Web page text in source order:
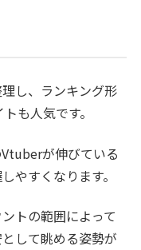
し、ランキング形
も人気です。
が伸びている
やすくなります。
トの範囲によって
して眺める姿勢が